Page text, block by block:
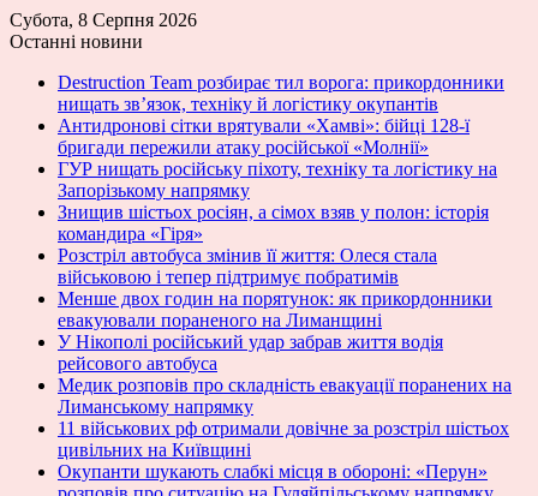
Субота, 8 Серпня 2026
Останні новини
Destruction Team розбирає тил ворога: прикордонники
нищать зв’язок, техніку й логістику окупантів
Антидронові сітки врятували «Хамві»: бійці 128-ї
бригади пережили атаку російської «Молнії»
ГУР нищать російську піхоту, техніку та логістику на
Запорізькому напрямку
Знищив шістьох росіян, а сімох взяв у полон: історія
командира «Гіря»
Розстріл автобуса змінив її життя: Олеся стала
військовою і тепер підтримує побратимів
Менше двох годин на порятунок: як прикордонники
евакуювали пораненого на Лиманщині
У Нікополі російський удар забрав життя водія
рейсового автобуса
Медик розповів про складність евакуації поранених на
Лиманському напрямку
11 військових рф отримали довічне за розстріл шістьох
цивільних на Київщині
Окупанти шукають слабкі місця в обороні: «Перун»